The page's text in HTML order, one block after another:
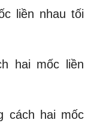
liền nhau tối
hai mốc liền
cách hai mốc